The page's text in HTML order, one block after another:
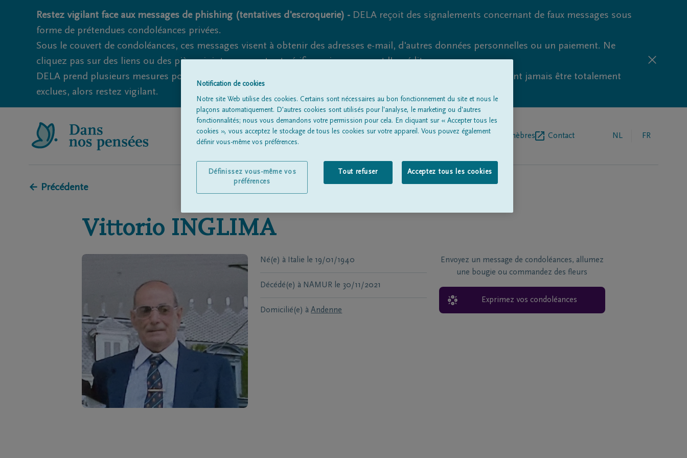
Restez vigilant face aux messages de phishing (tentatives d'escroquerie) - DELA reçoit des signalements concernant de faux messages sous
forme de prétendues condoléances privées.
Sous le couvert de condoléances, ces messages visent à obtenir des adresses e-mail, d'autres données personnelles ou un paiement. Ne
cliquez pas sur des liens ou des pièces jointes suspects et vérifiez soigneusement l'expéditeur.
DELA prend plusieurs mesures pour éviter cela. Cependant, les tentatives d'hameçonnage et de fraude ne peuvent jamais être totalement
exclues, alors restez vigilant.
Tous les avis de décèsÀ propos de nousEntrepreneur de pompes funèbres Contact NL FR
← Précédente
Vittorio INGLIMA
Né(e) à Italie le 19/01/1940
Décédé(e) à NAMUR le 30/11/2021
Domicilié(e) à Andenne
Envoyez un message de condoléances, allumez
une bougie ou commandez des fleurs
Exprimez vos condoléances
Notification de cookies
Notre site Web utilise des cookies. Certains sont nécessaires au bon fonctionnement du site et nous le
plaçons automatiquement. D'autres cookies sont utilisés pour l'analyse, le marketing ou d'autres
fonctionnalités; nous vous demandons votre permission pour cela. En cliquant sur « Accepter tous les
cookies », vous acceptez le stockage de tous les cookies sur votre appareil. Vous pouvez également
définir vous-même vos préférences.
Tout refuser Acceptez tous les cookies
Définissez vous-même vos
préférences